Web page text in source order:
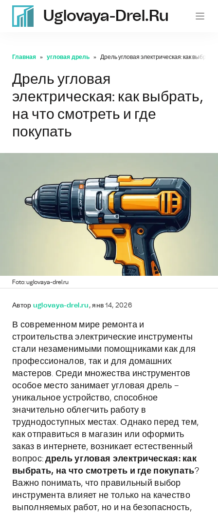
Uglovaya-Drel.ru
Главная угловая дрель Дрель угловая электрическая: как
Дрель угловая
электрическая: как выбрать,
на что смотреть и где
покупать
Foto: uglovaya-drel.ru
Автор uglovaya-drel.ru , янв 14, 2026
В современном мире ремонта и
строительства электрические инструменты
стали незаменимыми помощниками как для
профессионалов, так и для домашних
мастеров. Среди множества инструментов
особое место занимает угловая дрель –
уникальное устройство, способное
значительно облегчить работу в
труднодоступных местах. Однако перед тем,
как отправиться в магазин или оформить
заказ в интернете, возникает естественный
вопрос:дрель угловая электрическая: как
выбрать, на что смотреть и где покупать?
Важно понимать, что правильный выбор
инструмента влияет не только на качество
выполняемых работ, но и на безопасность,